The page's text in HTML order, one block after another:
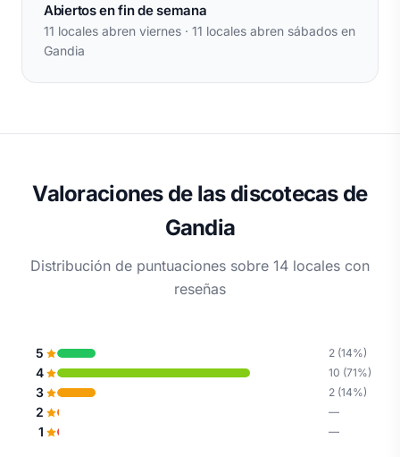
Abiertos en fin de semana
11 locales abren viernes · 11 locales abren sábados en
Gandia
Valoraciones de las discotecas de
Gandia
Distribución de puntuaciones sobre 14 locales con
reseñas
5 2 (14%)
4 10 (71%)
3 2 (14%)
2 —
1 —